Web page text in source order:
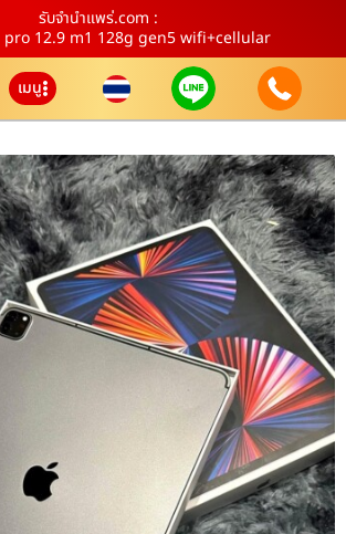
รับจํานําแพร่.com :
pro 12.9 m1 128g gen5 wifi+cellular
เมนู